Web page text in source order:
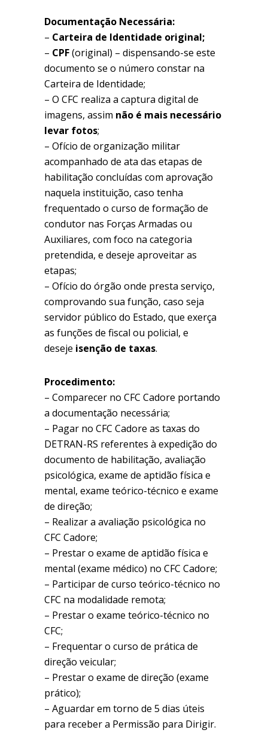
Documentação Necessária:
– Carteira de Identidade original;
– CPF(original) – dispensando-se este
documento se o número constar na
Carteira de Identidade;
– O CFC realiza a captura digital de
imagens, assim não é mais necessário
levar fotos;
– Ofício de organização militar
acompanhado de ata das etapas de
habilitação concluídas com aprovação
naquela instituição, caso tenha
frequentado o curso de formação de
condutor nas Forças Armadas ou
Auxiliares, com foco na categoria
pretendida, e deseje aproveitar as
etapas;
– Ofício do órgão onde presta serviço,
comprovando sua função, caso seja
servidor público do Estado, que exerça
as funções de fiscal ou policial, e
deseje isenção de taxas.
Procedimento:
– Comparecer no CFC Cadore portando
a documentação necessária;
– Pagar no CFC Cadore as taxas do
DETRAN-RS referentes à expedição do
documento de habilitação, avaliação
psicológica, exame de aptidão física e
mental, exame teórico-técnico e exame
de direção;
– Realizar a avaliação psicológica no
CFC Cadore;
– Prestar o exame de aptidão física e
mental (exame médico) no CFC Cadore;
– Participar de curso teórico-técnico no
CFC na modalidade remota;
– Prestar o exame teórico-técnico no
CFC;
– Frequentar o curso de prática de
direção veicular;
– Prestar o exame de direção (exame
prático);
– Aguardar em torno de 5 dias úteis
para receber a Permissão para Dirigir.